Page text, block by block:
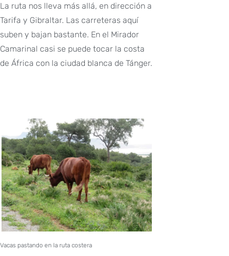
La ruta nos lleva más allá, en dirección a
Tarifa y Gibraltar. Las carreteras aquí
suben y bajan bastante. En el Mirador
Camarinal casi se puede tocar la costa
de África con la ciudad blanca de Tánger.
Vacas pastando en la ruta costera